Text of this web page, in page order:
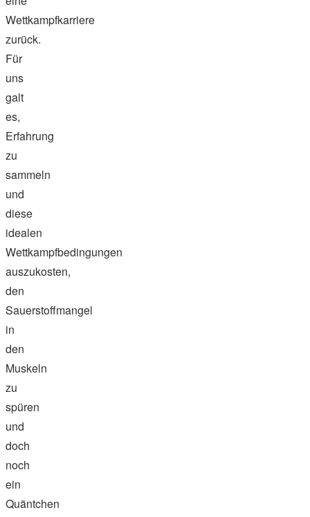
Wettkampfkarriere
zurück.
Für
uns
galt
es,
Erfahrung
zu
sammeln
und
diese
idealen
Wettkampfbedingungen
auszukosten,
den
Sauerstoffmangel
in
den
Muskeln
zu
spüren
und
doch
noch
ein
Quäntchen